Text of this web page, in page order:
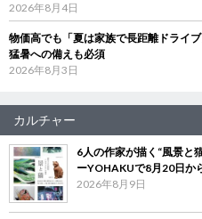
2026年8月4日
物価高でも「夏は家族で長距離ドライ
猛暑への備えも必須
2026年8月3日
カルチャー
6人の作家が描く“風景と
ーYOHAKUで8月20日か
2026年8月9日